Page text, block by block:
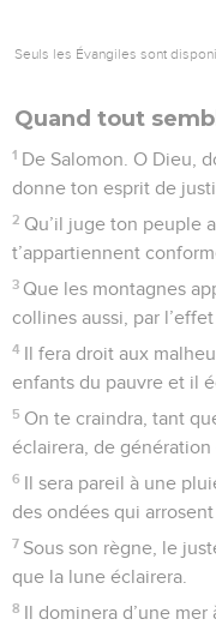
Seuls les Évangiles sont
Quand tout
1 De Salomon. O Dieu,
donne ton esprit de
2 Qu’il juge ton peuple
t’appartiennent
3 Que les montagnes
collines aussi, par
4 Il fera droit aux
enfants du pauvre et il
5 On te craindra, tant
éclairera, de génération
6 Il sera pareil à une
des ondées qui arrosent
7 Sous son règne, le
que la lune éclairera.
8 Il dominera d’une mer